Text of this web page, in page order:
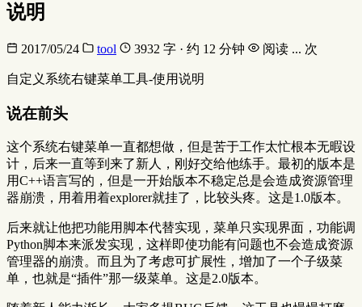
说明
2017/05/24 tool 3932 字 · 约 12 分钟 阅读 ... 次
自定义系统右键菜单工具-使用说明
说在前头
这个系统右键菜单一直都想做，但是苦于工作太忙根本无暇设
计，后来一直等到来了新人，刚好交给他练手。最初的版本是
用C++语言写的，但是一开始版本不稳定总是会造成资源管理
器崩溃，用着用着explorer就挂了，比较头疼。这是1.0版本。
后来就让他把功能用脚本代替实现，菜单只实现界面，功能调
Python脚本来派发实现，这样即使功能有问题也不会造成资源
管理器的崩溃。而且为了考虑可扩展性，增加了一个子级菜
单，也就是“插件”那一级菜单。这是2.0版本。